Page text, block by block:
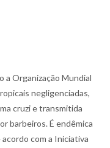
a Organização Mundial
negligenciadas,
cruzi e transmitida
barbeiros. É endêmica
com a Iniciativa